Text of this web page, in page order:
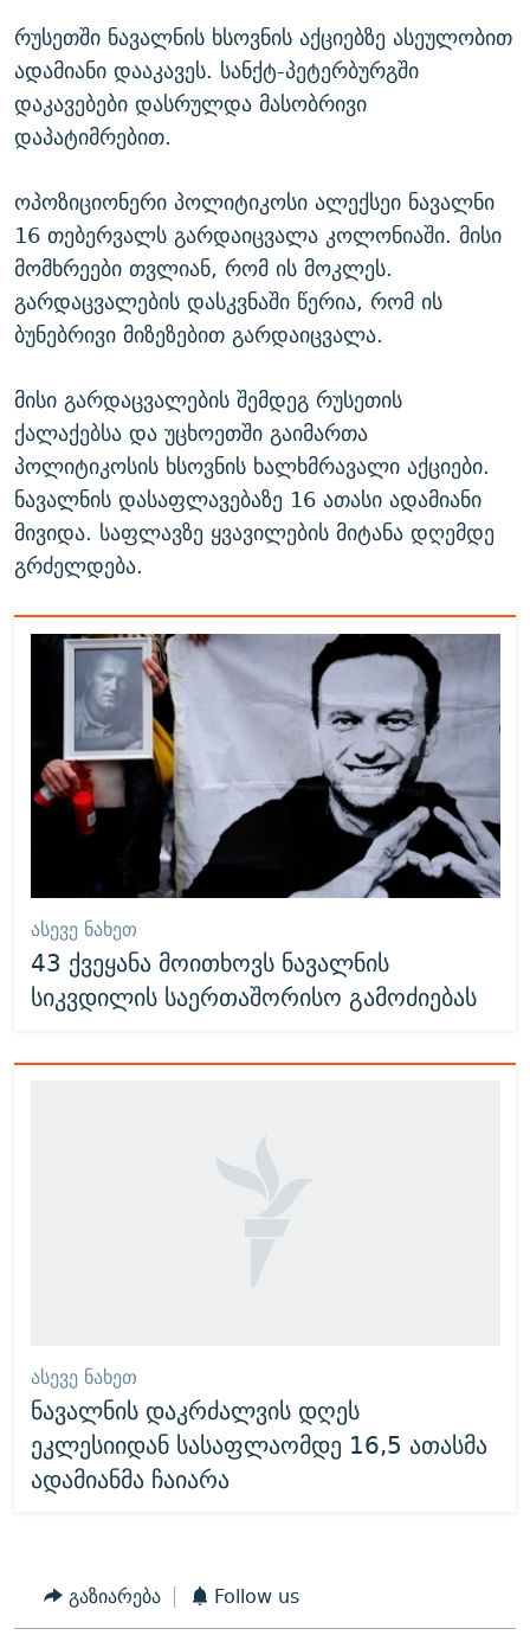
რუსეთში ნავალნის ხსოვნის აქციებზე ასეულობით
ადამიანი დააკავეს. სანქტ-პეტერბურგში
დაკავებები დასრულდა მასობრივი
დაპატიმრებით.
ოპოზიციონერი პოლიტიკოსი ალექსეი ნავალნი
16 თებერვალს გარდაიცვალა კოლონიაში. მისი
მომხრეები თვლიან, რომ ის მოკლეს.
გარდაცვალების დასკვნაში წერია, რომ ის
ბუნებრივი მიზეზებით გარდაიცვალა.
მისი გარდაცვალების შემდეგ რუსეთის
ქალაქებსა და უცხოეთში გაიმართა
პოლიტიკოსის ხსოვნის ხალხმრავალი აქციები.
ნავალნის დასაფლავებაზე 16 ათასი ადამიანი
მივიდა. საფლავზე ყვავილების მიტანა დღემდე
გრძელდება.
ᲐᲡᲔᲕᲔ ᲜᲐᲮᲔᲗ
43 ქვეყანა მოითხოვს ნავალნის
სიკვდილის საერთაშორისო გამოძიებას
ᲐᲡᲔᲕᲔ ᲜᲐᲮᲔᲗ
ნავალნის დაკრძალვის დღეს
ეკლესიიდან სასაფლაომდე 16,5 ათასმა
ადამიანმა ჩაიარა
გაზიარება Follow us